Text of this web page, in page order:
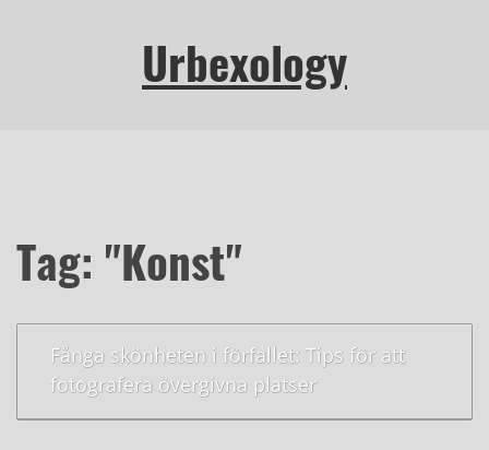
Urbexology
Tag: "Konst"
Fånga skönheten i förfallet: Tips för att
fotografera övergivna platser